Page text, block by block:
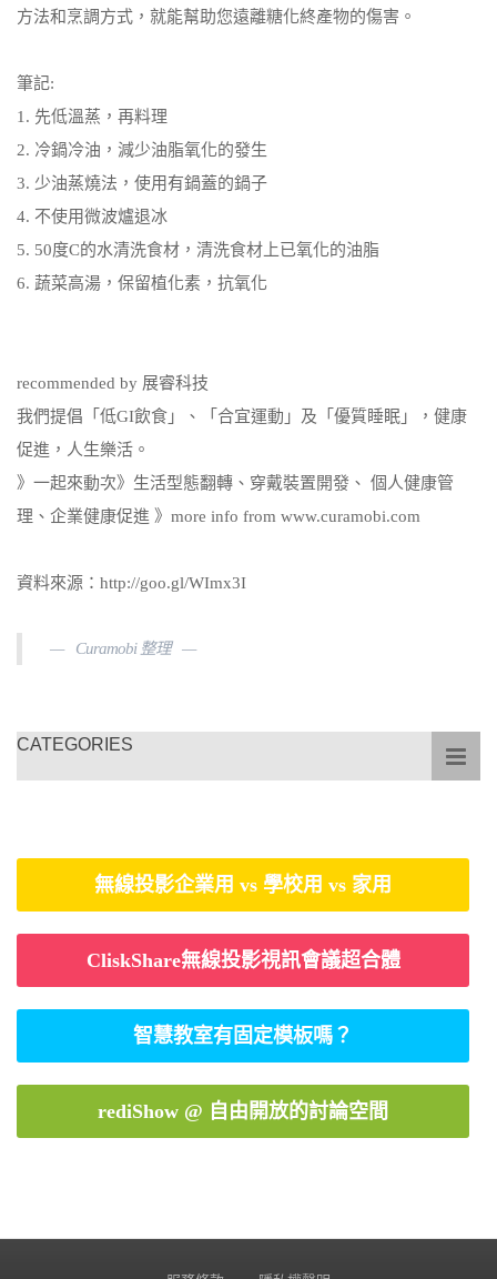
方法和烹調方式，就能幫助您遠離糖化終產物的傷害。
筆記:
1. 先低溫蒸，再料理
2. 冷鍋冷油，減少油脂氧化的發生
3. 少油蒸燒法，使用有鍋蓋的鍋子
4. 不使用微波爐退冰
5. 50度C的水清洗食材，清洗食材上已氧化的油脂
6. 蔬菜高湯，保留植化素，抗氧化
recommended by 展睿科技
我們提倡「低GI飲食」、「合宜運動」及「優質睡眠」，健康
促進，人生樂活。
》一起來動次》生活型態翻轉、穿戴裝置開發、 個人健康管
理、企業健康促進 》more info from www.curamobi.com
資料來源：http://goo.gl/WImx3I
Curamobi 整理
CATEGORIES
無線投影企業用 vs 學校用 vs 家用
CliskShare無線投影視訊會議超合體
智慧教室有固定模板嗎？
rediShow @ 自由開放的討論空間